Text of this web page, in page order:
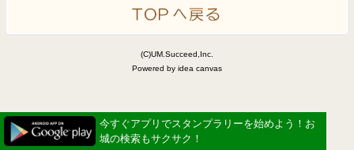
(C)UM.Succeed,Inc.
Powered by idea canvas
今すぐアプリでスタンプラリーを始めよう！お
城の検索もサクサク！